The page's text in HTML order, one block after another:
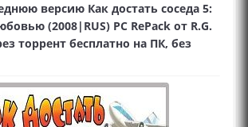
версию Как достать соседа 5:
(2008|RUS) PC RePack от R.G.
торрент бесплатно на ПК, без